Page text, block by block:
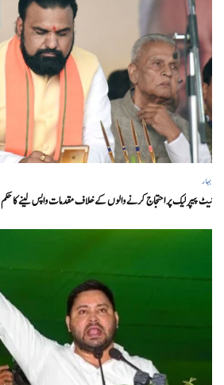
بہار
نیٹ پیپر لیک پر احتجاج کرنے والوں کے خلاف مقدمات واپس لینے کا حکم